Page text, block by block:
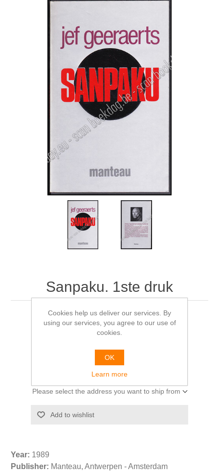
Sanpaku. 1ste druk
Jef GEERAERTS
Please select the address you want to ship from
Year: 1989
Publisher: Manteau, Antwerpen - Amsterdam
Cookies help us deliver our services. By
using our services, you agree to our use of
cookies.
OK
Learn more